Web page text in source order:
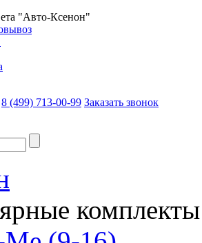
"Авто-Ксенон"
8 (499) 713-00-99 Заказать звонок
комплекты